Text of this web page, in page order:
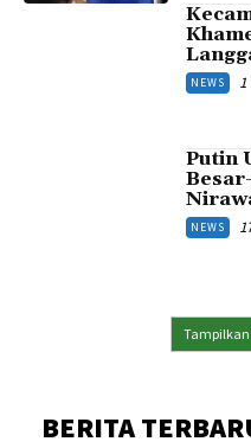
NEWS 1
Putin
NEWS
BERITA